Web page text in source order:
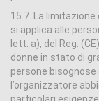
15.7. La
si applica alle
lett. a), del Reg.
donne in stato di
persone
l’organizzatore